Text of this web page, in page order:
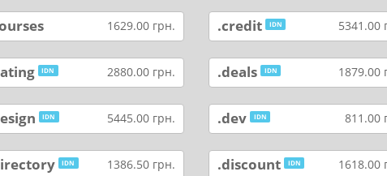
1629.00 грн. .credit IDN 5341.00
IDN 2880.00 грн. .deals IDN 1879.00
IDN 5445.00 грн. .dev IDN 811.00
IDN 1386.50 грн. .discount IDN 1618.00